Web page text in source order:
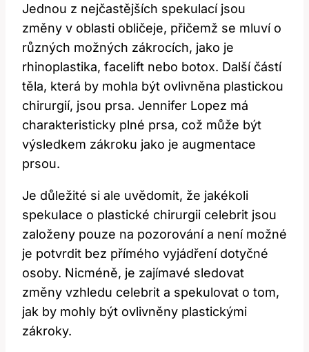
Jednou z nejčastějších spekulací jsou
změny v oblasti obličeje, přičemž se mluví o
různých možných zákrocích, jako je
rhinoplastika, facelift nebo botox. Další částí
těla, která by mohla být ovlivněna plastickou
chirurgií, jsou prsa. Jennifer Lopez má
charakteristicky plné prsa, což může být
výsledkem zákroku jako je augmentace
prsou.
Je důležité si ale uvědomit, že jakékoli
spekulace o plastické chirurgii celebrit jsou
založeny pouze na pozorování a není možné
je potvrdit bez přímého vyjádření dotyčné
osoby. Nicméně, je zajímavé sledovat
změny vzhledu celebrit a spekulovat o tom,
jak by mohly být ovlivněny plastickými
zákroky.